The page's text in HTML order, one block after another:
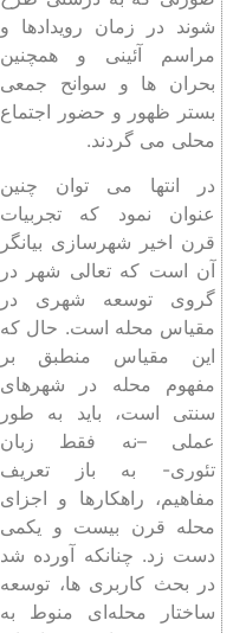
شوند در زمان رویدادها و
مراسم آئینی و همچنین
بحران ‌ها و سوانح جمعی
بستر ظهور و حضور اجتماع
محلی می ‌گردند.
در انتها می توان چنین
عنوان نمود که تجربیات
قرن اخیر شهرسازی بیانگر
آن است که تعالی شهر در
گروی توسعه شهری در
مقیاس محله است. حال که
این مقیاس منطبق بر
مفهوم محله در شهرهای
سنتی است، باید به طور
عملی –نه فقط زبان
تئوری- به باز تعریف
مفاهیم، راهکارها و اجزای
محله قرن بیست و یکمی
دست زد. چنانکه آورده شد
در بحث کاربری ‌ها، توسعه
ساختار محله‌ای منوط به